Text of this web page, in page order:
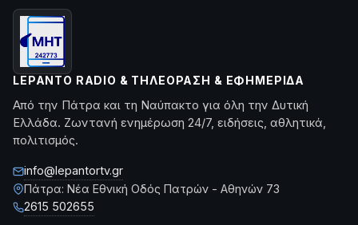
LEPANTO RADIO & ΤΗΛΕΌΡΑΣΗ & ΕΦΗΜΕΡΊΔΑ
Από την Πάτρα και τη Ναύπακτο για όλη την Δυτική
Ελλάδα. Ζωντανή ενημέρωση 24/7, ειδήσεις, αθλητικά,
πολιτισμός.
info@lepantortv.gr
Πάτρα: Νέα Εθνική Οδός Πατρών - Αθηνών 73
2615 502655